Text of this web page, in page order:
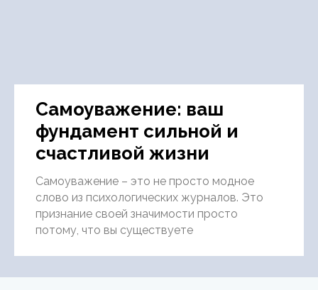
Самоуважение: ваш
фундамент сильной и
счастливой жизни
Самоуважение – это не просто модное
слово из психологических журналов. Это
признание своей значимости просто
потому, что вы существуете